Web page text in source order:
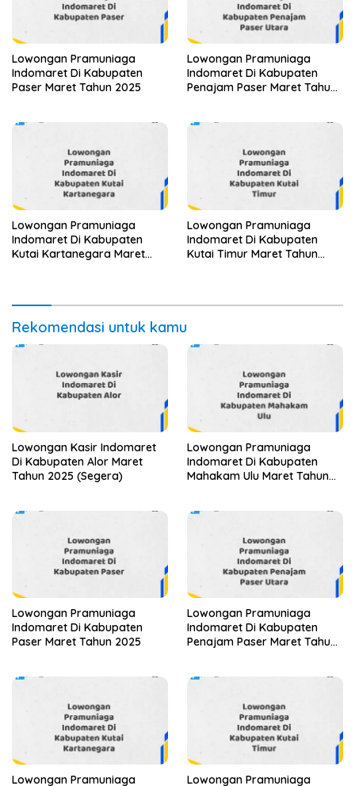
Lowongan Pramuniaga
Indomaret Di Kabupaten
Paser Maret Tahun 2025
Lowongan Pramuniaga
Indomaret Di Kabupaten
Penajam Paser Maret Tahun
Lowongan Pramuniaga
Indomaret Di Kabupaten
Kutai Kartanegara Maret
Lowongan Pramuniaga
Indomaret Di Kabupaten
Kutai Timur Maret Tahun
Rekomendasi untuk kamu
Lowongan Kasir Indomaret
Di Kabupaten Alor Maret
Tahun 2025 (Segera)
Lowongan Pramuniaga
Indomaret Di Kabupaten
Mahakam Ulu Maret Tahun
Lowongan Pramuniaga
Indomaret Di Kabupaten
Paser Maret Tahun 2025
Lowongan Pramuniaga
Indomaret Di Kabupaten
Penajam Paser Maret Tahun
Lowongan Pramuniaga Lowongan Pramuniaga